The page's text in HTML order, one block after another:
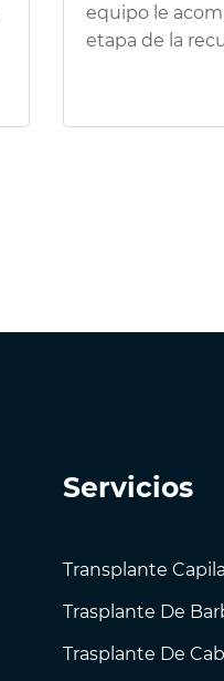
equipo le
etapa de la
Servicios
Transplante
Trasplante De
Trasplante De